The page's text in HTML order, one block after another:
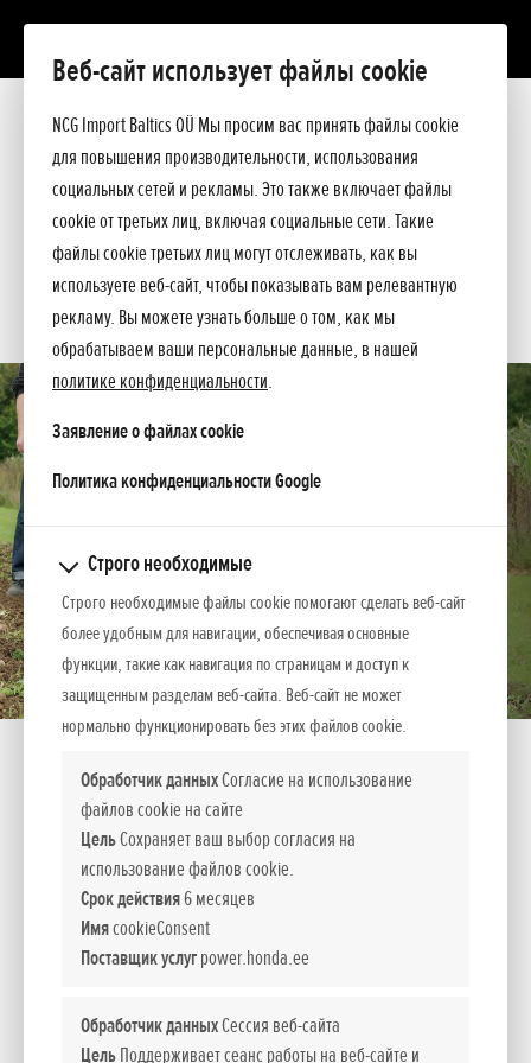
Веб-сайт использует файлы cookie
NCG Import Baltics OÜ Мы просим вас принять файлы cookie
для повышения производительности, использования
социальных сетей и рекламы. Это также включает файлы
cookie от третьих лиц, включая социальные сети. Такие
файлы cookie третьих лиц могут отслеживать, как вы
используете веб-сайт, чтобы показывать вам релевантную
рекламу. Вы можете узнать больше о том, как мы
обрабатываем ваши персональные данные, в нашей
политике конфиденциальности.
Заявление о файлах cookie
Политика конфиденциальности Googleopens in a new tab
Строго необходимые
Строго необходимые файлы cookie помогают сделать веб-сайт
более удобным для навигации, обеспечивая основные
функции, такие как навигация по страницам и доступ к
защищенным разделам веб-сайта. Веб-сайт не может
нормально функционировать без этих файлов cookie.
Обработчик данныхСогласие на использование
файлов cookie на сайте
ЦельСохраняет ваш выбор согласия на
использование файлов cookie.
Срок действия6 месяцев
ИмяcookieConsent
Поставщик услугpower.honda.ee
Обработчик данныхСессия веб-сайта
ЦельПоддерживает сеанс работы на веб-сайте и
Презентация
Прейскурант
Помощь при покупке
Спросите подробнее
ПРЕДЛОЖЕНИЕ
СЕРВИС
КОНТАКТЫ
FJ 500
Компактная сельхозтехника
Наши мощные и мультифункциональные компактные
сельскохозяйственные агрегаты обладают небольшим